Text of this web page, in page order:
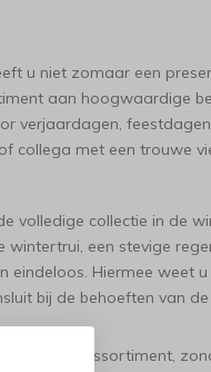
u niet zomaar een
aan hoogwaardige
verjaardagen,
collega met een trouwe
volledige collectie in de
een stevige
eindeloos. Hiermee weet
bij de behoeften van
gehele assortiment,